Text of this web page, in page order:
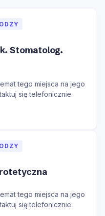
Stomatolog.
tego miejsca na jego
się telefonicznie.
tego miejsca na jego
się telefonicznie.